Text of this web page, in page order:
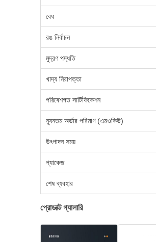
বেধ
রঙ নির্বাচন
মুদ্রণ পদ্ধতি
খাদ্য নিরাপত্তা
পরিবেশগত সার্টিফিকেশন
ন্যূনতম অর্ডার পরিমাণ (এমওকিউ)
উৎপাদন সময়
প্যাকেজ
শেষ ব্যবহার
প্রোডাক্ট গ্যালারি